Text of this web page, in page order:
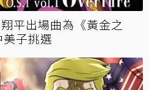
平出場曲為《黃金之
子挑選